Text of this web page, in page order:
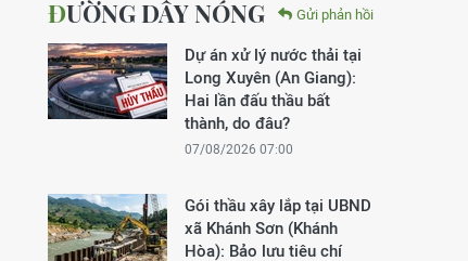
ĐƯỜNG DÂY NÓNG Gửi phản hồi
Dự án xử lý nước thải tại
Long Xuyên (An Giang):
Hai lần đấu thầu bất
thành, do đâu?
07/08/2026 07:00
Gói thầu xây lắp tại UBND
xã Khánh Sơn (Khánh
Hòa): Bảo lưu tiêu chí